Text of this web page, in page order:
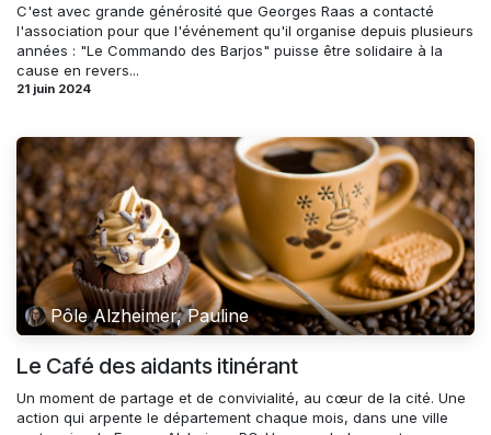
C'est avec grande générosité que Georges Raas a contacté
l'association pour que l'événement qu'il organise depuis plusieurs
années : "Le Commando des Barjos" puisse être solidaire à la
cause en revers...
21 juin 2024
Pôle Alzheimer, Pauline
Le Café des aidants itinérant
Un moment de partage et de convivialité, au cœur de la cité. Une
action qui arpente le département chaque mois, dans une ville